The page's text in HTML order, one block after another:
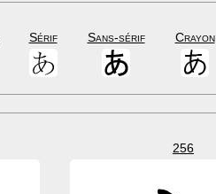
Sérif Sans-sérif Crayon
256